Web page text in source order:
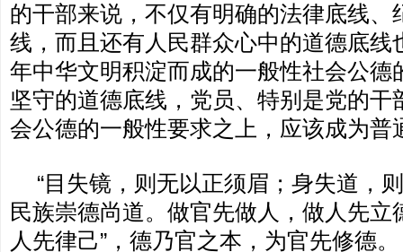
的干部来说，不仅有明确的法律底线、
线，而且还有人民群众心中的道德底线
年中华文明积淀而成的一般性社会公德
坚守的道德底线，党员、特别是党的干
会公德的一般性要求之上，应该成为普
“目失镜，则无以正须眉；身失道，
民族崇德尚道。做官先做人，做人先立
人先律己”，德乃官之本，为官先修德